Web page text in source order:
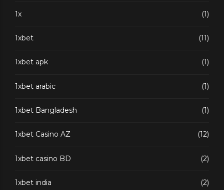
1x (1)
1xbet (11)
1xbet apk (1)
1xbet arabic (1)
1xbet Bangladesh (1)
1xbet Casino AZ (12)
1xbet casino BD (2)
1xbet india (2)